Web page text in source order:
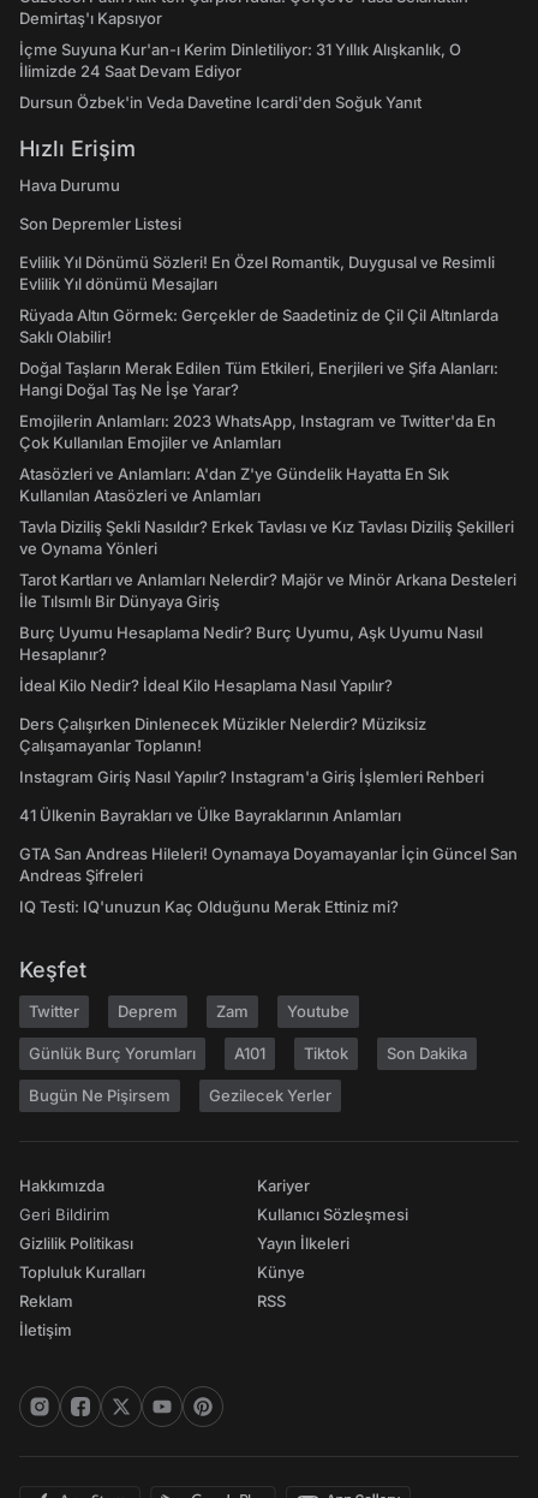
Demirtaş'ı Kapsıyor
İçme Suyuna Kur'an-ı Kerim Dinletiliyor: 31 Yıllık Alışkanlık, O
İlimizde 24 Saat Devam Ediyor
Dursun Özbek'in Veda Davetine Icardi'den Soğuk Yanıt
Hızlı Erişim
Hava Durumu
Son Depremler Listesi
Evlilik Yıl Dönümü Sözleri! En Özel Romantik, Duygusal ve Resimli
Evlilik Yıl dönümü Mesajları
Rüyada Altın Görmek: Gerçekler de Saadetiniz de Çil Çil Altınlarda
Saklı Olabilir!
Doğal Taşların Merak Edilen Tüm Etkileri, Enerjileri ve Şifa Alanları:
Hangi Doğal Taş Ne İşe Yarar?
Emojilerin Anlamları: 2023 WhatsApp, Instagram ve Twitter'da En
Çok Kullanılan Emojiler ve Anlamları
Atasözleri ve Anlamları: A'dan Z'ye Gündelik Hayatta En Sık
Kullanılan Atasözleri ve Anlamları
Tavla Diziliş Şekli Nasıldır? Erkek Tavlası ve Kız Tavlası Diziliş Şekilleri
ve Oynama Yönleri
Tarot Kartları ve Anlamları Nelerdir? Majör ve Minör Arkana Desteleri
İle Tılsımlı Bir Dünyaya Giriş
Burç Uyumu Hesaplama Nedir? Burç Uyumu, Aşk Uyumu Nasıl
Hesaplanır?
İdeal Kilo Nedir? İdeal Kilo Hesaplama Nasıl Yapılır?
Ders Çalışırken Dinlenecek Müzikler Nelerdir? Müziksiz
Çalışamayanlar Toplanın!
Instagram Giriş Nasıl Yapılır? Instagram'a Giriş İşlemleri Rehberi
41 Ülkenin Bayrakları ve Ülke Bayraklarının Anlamları
GTA San Andreas Hileleri! Oynamaya Doyamayanlar İçin Güncel San
Andreas Şifreleri
IQ Testi: IQ'unuzun Kaç Olduğunu Merak Ettiniz mi?
Keşfet
Twitter Deprem Zam Youtube
Günlük Burç Yorumları A101 Tiktok Son Dakika
Bugün Ne Pişirsem Gezilecek Yerler
Hakkımızda
Geri Bildirim
Gizlilik Politikası
Topluluk Kuralları
Reklam
İletişim
Kariyer
Kullanıcı Sözleşmesi
Yayın İlkeleri
Künye
RSS